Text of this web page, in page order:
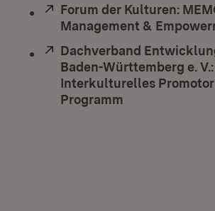
Extern:
Forum der Kulturen:
Management &
Extern:
Dachverband
Baden-Württemberg e. V.:
Interkulturelles
Programm